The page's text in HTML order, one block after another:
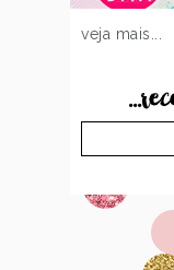
veja mais...